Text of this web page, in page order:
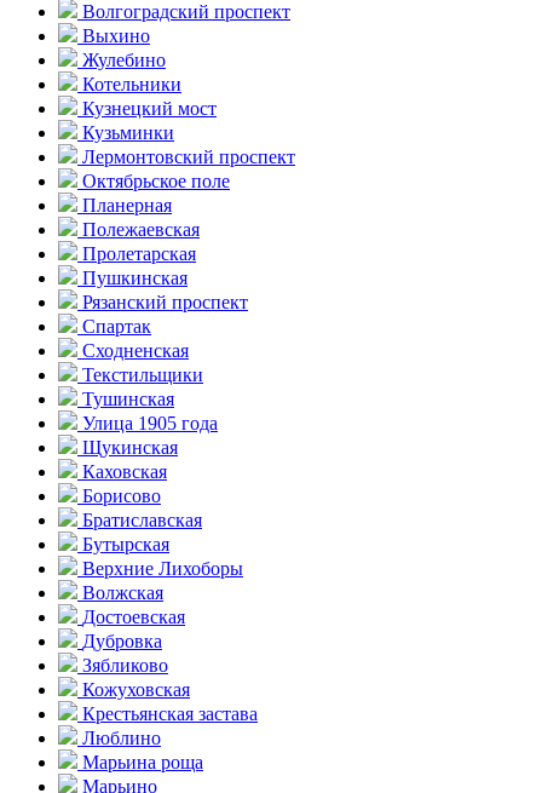
Волгоградский проспект
Выхино
Жулебино
Котельники
Кузнецкий мост
Кузьминки
Лермонтовский проспект
Октябрьское поле
Планерная
Полежаевская
Пролетарская
Пушкинская
Рязанский проспект
Спартак
Сходненская
Текстильщики
Тушинская
Улица 1905 года
Щукинская
Каховская
Борисово
Братиславская
Бутырская
Верхние Лихоборы
Волжская
Достоевская
Дубровка
Зябликово
Кожуховская
Крестьянская застава
Люблино
Марьина роща
Марьино